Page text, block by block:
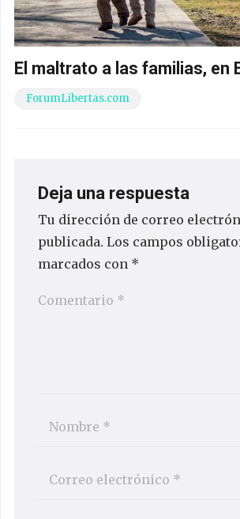
El maltrato a las familias, en
ForumLibertas.com
Deja una respuesta
Tu dirección de correo
publicada. Los campos
marcados con *